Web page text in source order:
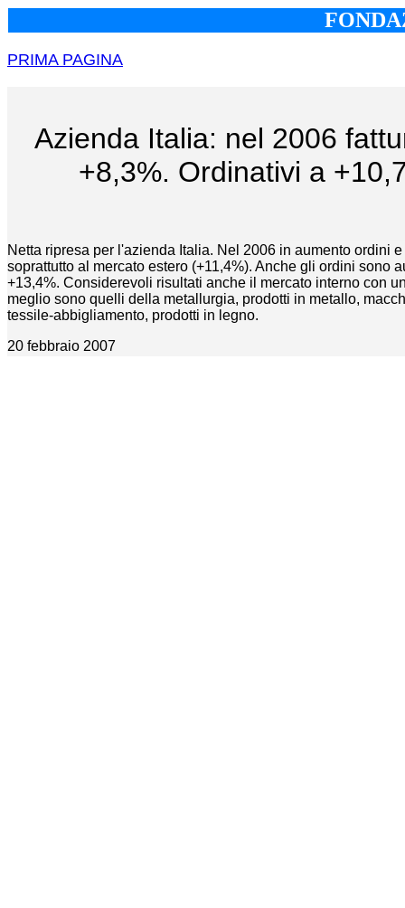
PRIMA PAGINA
Azienda Italia: nel 2006
+8,3%. Ordinativi a
Netta ripresa per l'azienda Italia. Nel 2006 in aumento ordini
soprattutto al mercato estero (+11,4%). Anche gli ordini
+13,4%. Considerevoli risultati anche il mercato interno con
meglio sono quelli della metallurgia, prodotti in metallo,
tessile-abbigliamento, prodotti in legno.
20 febbraio 2007